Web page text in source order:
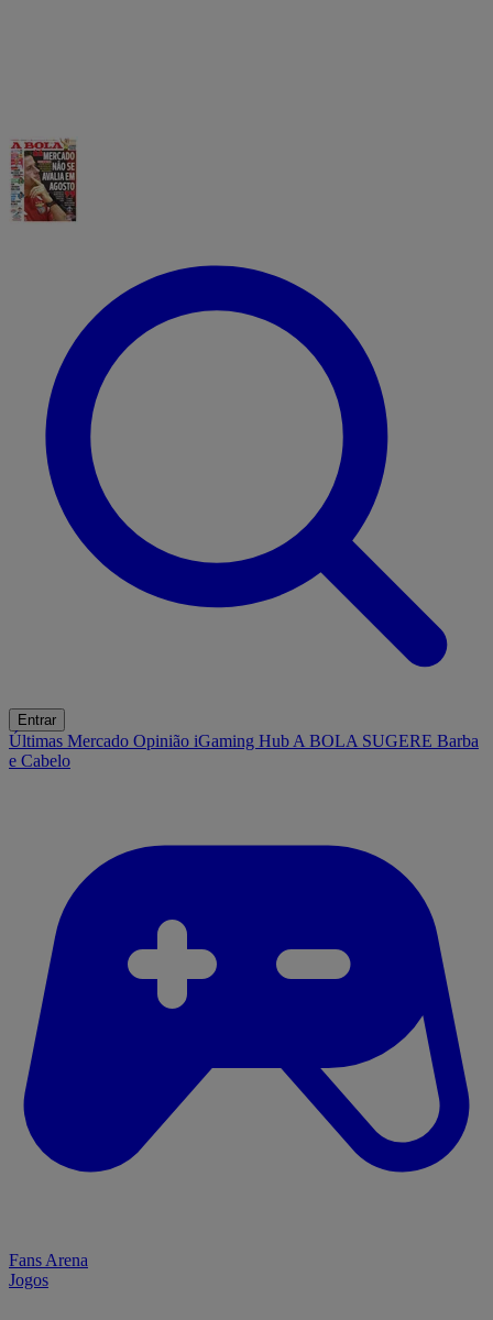
Entrar
Últimas Mercado Opinião iGaming Hub A BOLA SUGERE Barba
e Cabelo
Fans Arena
Jogos